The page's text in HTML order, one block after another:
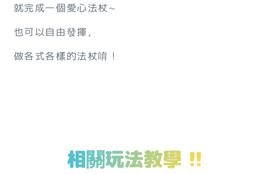
就完成一個愛心法杖~
也可以自由發揮，
做各式各樣的法杖唷！
相關玩法教學 !!